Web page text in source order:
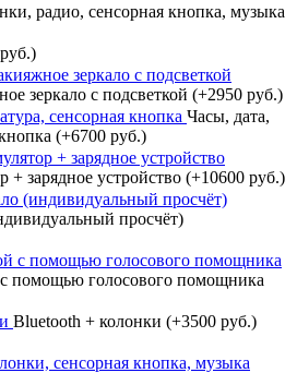
радио, сенсорная кнопка, музыка
зеркало с подсветкой (+2950 руб.)
Часы, дата,
(+6700 руб.)
+ зарядное устройство (+10600 руб.)
просчёт)
помощью голосового помощника
Bluetooth + колонки (+3500 руб.)